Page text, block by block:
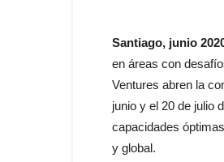
Santiago, junio
en áreas con
Ventures abren la
junio y el 20 de julio
capacidades
y global.